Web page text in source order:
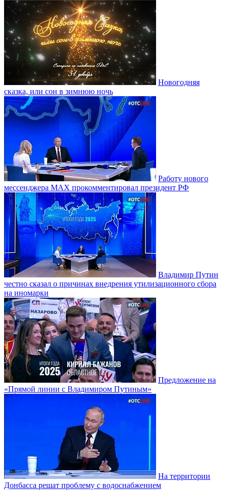
Новогодняя
сказка, или сон в зимнюю ночь
Работу нового
мессенджера MAX прокомментировал президент РФ
Владимир Путин
честно сказал о причинах внедрения утилизационного сбора
на иномарки
Предложение на
«Прямой линии с Владимиром Путиным»
На территории
Донбасса решат проблему с водоснабжением